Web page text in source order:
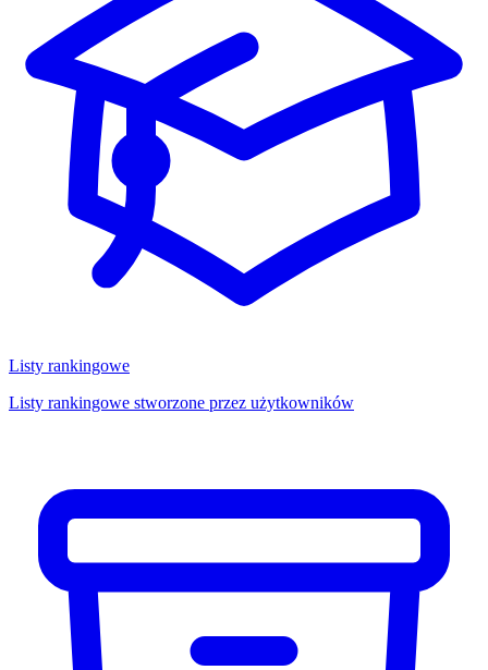
Listy rankingowe
Listy rankingowe stworzone przez użytkowników